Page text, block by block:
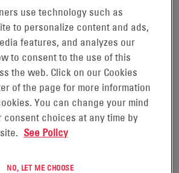
maximizar la productividad y la
haciendo el mejor uso del
También entendemos que
inteligentes que hagan rendir
Sin embargo, la mayoría de los
flotas y operaciones
el problema o se empeñan en
use technology such as
to personalize content and ads,
features, and analyzes our
to consent to the use of this
the web. Click on our Cookies
of the page for more information
You can change your mind
consent choices at any time by
See Policy
NO, LET ME CHOOSE